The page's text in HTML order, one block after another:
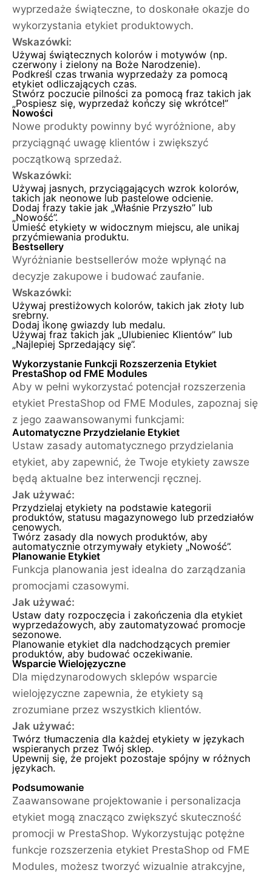
wyprzedaże świąteczne, to doskonałe okazje do
wykorzystania etykiet produktowych.
Wskazówki:
Używaj świątecznych kolorów i motywów (np.
czerwony i zielony na Boże Narodzenie).
Podkreśl czas trwania wyprzedaży za pomocą
etykiet odliczających czas.
Stwórz poczucie pilności za pomocą fraz takich jak
„Pospiesz się, wyprzedaż kończy się wkrótce!”
Nowości
Nowe produkty powinny być wyróżnione, aby
przyciągnąć uwagę klientów i zwiększyć
początkową sprzedaż.
Wskazówki:
Używaj jasnych, przyciągających wzrok kolorów,
takich jak neonowe lub pastelowe odcienie.
Dodaj frazy takie jak „Właśnie Przyszło” lub
„Nowość”.
Umieść etykiety w widocznym miejscu, ale unikaj
przyćmiewania produktu.
Bestsellery
Wyróżnianie bestsellerów może wpłynąć na
decyzje zakupowe i budować zaufanie.
Wskazówki:
Używaj prestiżowych kolorów, takich jak złoty lub
srebrny.
Dodaj ikonę gwiazdy lub medalu.
Używaj fraz takich jak „Ulubieniec Klientów” lub
„Najlepiej Sprzedający się”.
Wykorzystanie Funkcji Rozszerzenia Etykiet
PrestaShop od FME Modules
Aby w pełni wykorzystać potencjał rozszerzenia
etykiet PrestaShop od FME Modules, zapoznaj się
z jego zaawansowanymi funkcjami:
Automatyczne Przydzielanie Etykiet
Ustaw zasady automatycznego przydzielania
etykiet, aby zapewnić, że Twoje etykiety zawsze
będą aktualne bez interwencji ręcznej.
Jak używać:
Przydzielaj etykiety na podstawie kategorii
produktów, statusu magazynowego lub przedziałów
cenowych.
Twórz zasady dla nowych produktów, aby
automatycznie otrzymywały etykiety „Nowość”.
Planowanie Etykiet
Funkcja planowania jest idealna do zarządzania
promocjami czasowymi.
Jak używać:
Ustaw daty rozpoczęcia i zakończenia dla etykiet
wyprzedażowych, aby zautomatyzować promocje
sezonowe.
Planowanie etykiet dla nadchodzących premier
produktów, aby budować oczekiwanie.
Wsparcie Wielojęzyczne
Dla międzynarodowych sklepów wsparcie
wielojęzyczne zapewnia, że etykiety są
zrozumiane przez wszystkich klientów.
Jak używać:
Twórz tłumaczenia dla każdej etykiety w językach
wspieranych przez Twój sklep.
Upewnij się, że projekt pozostaje spójny w różnych
językach.
Podsumowanie
Zaawansowane projektowanie i personalizacja
etykiet mogą znacząco zwiększyć skuteczność
promocji w PrestaShop. Wykorzystując potężne
funkcje rozszerzenia etykiet PrestaShop od FME
Modules, możesz tworzyć wizualnie atrakcyjne,